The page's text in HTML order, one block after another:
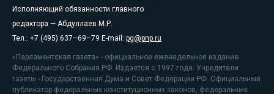
Исполняющий обязанности главного
редактора — Абдуллаев М.Р.
Тел.: +7 (495) 637–69–79 E-mail: pg@pnp.ru
«Парламентская газета» - официальное еженедельное издание
Федерального Собрания РФ. Издается с 1997 года. Учредители
газеты - Государственная Дума и Совет Федерации РФ. Официальный
публикатор федеральных конституционных законов, федеральных